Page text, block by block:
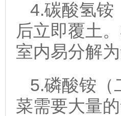
4.碳酸氢铵
后立即覆土
室内易分解
5.磷酸铵（
菜需要大量